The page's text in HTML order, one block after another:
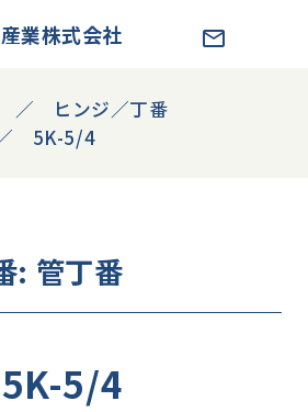
業株式会社
ヒンジ／丁番
5K-5/4
: 管丁番
5K-5/4